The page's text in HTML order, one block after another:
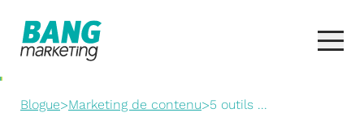
Blogue>Marketing de contenu>5 outils ...